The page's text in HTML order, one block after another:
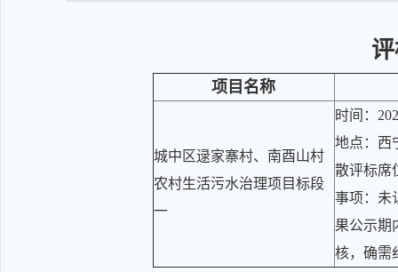
项目名称
城中区逯家寨村、南酉山村
农村生活污水治理项目标段
一
时间：
地点：西
散评标席
事项：未
果公示期
核，确需